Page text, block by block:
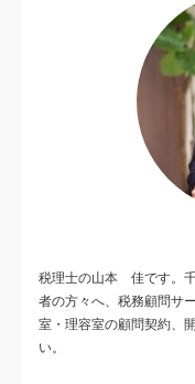
税理士の山本 佳です。
者の方々へ、税務顧問サ
室・理容室の顧問契約、
い。